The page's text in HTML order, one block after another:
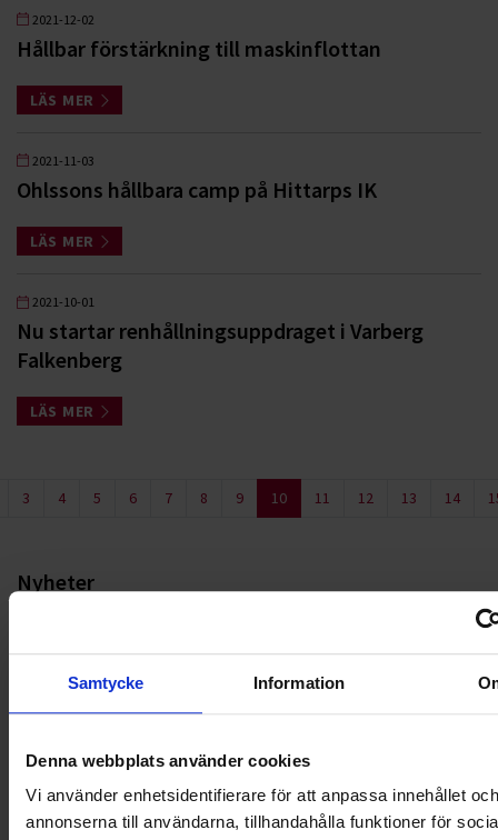
Samtycke Information
Denna webbplats använder cookies
Vi använder enhetsidentifierare för att anpassa innehållet och
annonserna till användarna, tillhandahålla funktioner för
2021-12-02
Hållbar förstärkning till maskinflottan
LÄS MER
2021-11-03
Ohlssons hållbara camp på Hittarps IK
LÄS MER
2021-10-01
Nu startar renhållningsuppdraget i Varberg
Falkenberg
LÄS MER
3 4 5 6 7 8 9 10 11 12 13 14
Nyheter
HÅLLBARHET
NYA UPPDRAG